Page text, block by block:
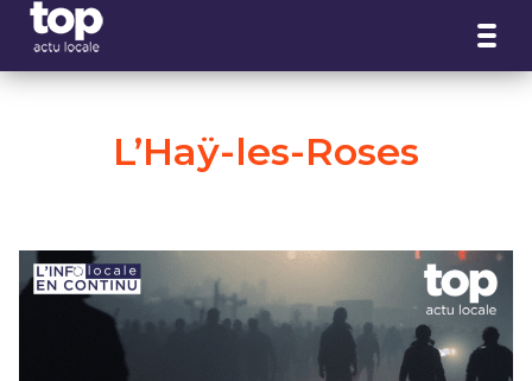
L’Haÿ-les-Roses
Panneau de gestion des cookies